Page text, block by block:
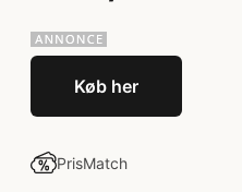
Køb her
PrisMatch